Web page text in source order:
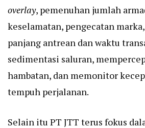
overlay, pemenuhan jumlah
keselamatan, pengecatan
panjang antrean dan waktu
sedimentasi saluran,
hambatan, dan memonitor
tempuh perjalanan.
Selain itu PT JTT terus fokus